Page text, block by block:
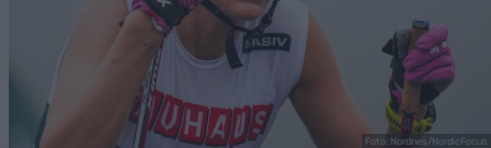
Foto: Nordnes/NordicFocus